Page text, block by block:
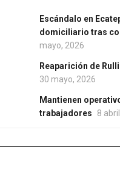
Escándalo en
domiciliario tras
mayo, 2026
Reaparición de
30 mayo, 2026
Mantienen
trabajadores
8